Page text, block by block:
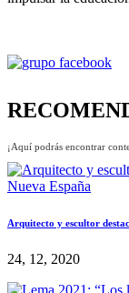
¡Aquí podrás encontrar
Arquitecto y escultor
24, 12, 2020